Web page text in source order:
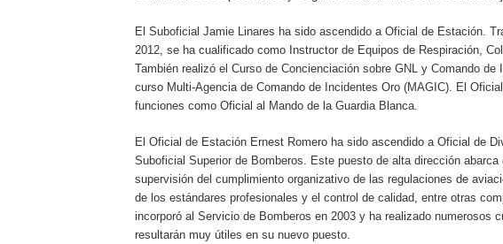
El Suboficial Jamie Linares ha sido ascendido a Oficial de Estación.
2012, se ha cualificado como Instructor de Equipos de Respiración,
También realizó el Curso de Concienciación sobre GNL y Comando
curso Multi-Agencia de Comando de Incidentes Oro (MAGIC). El
funciones como Oficial al Mando de la Guardia Blanca.
El Oficial de Estación Ernest Romero ha sido ascendido a Oficial de
Suboficial Superior de Bomberos. Este puesto de alta dirección
supervisión del cumplimiento organizativo de las regulaciones de
de los estándares profesionales y el control de calidad, entre otras
incorporó al Servicio de Bomberos en 2003 y ha realizado numerosos
resultarán muy útiles en su nuevo puesto.